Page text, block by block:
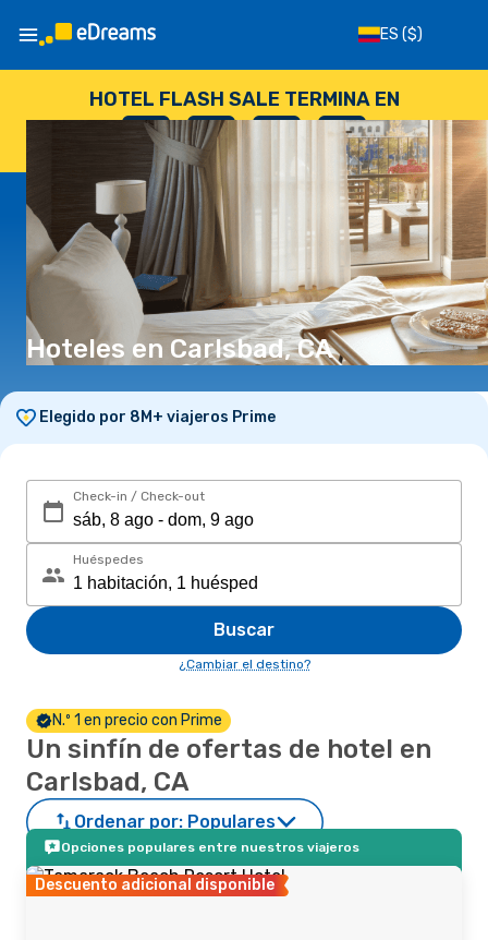
ES ($)
HOTEL FLASH SALE TERMINA EN
--
DÍAS
: --
HORAS
: --
SEGUNDOS
Hoteles en Carlsbad, CA
Elegido por 8M+ viajeros Prime
Check-in / Check-out
Huéspedes
Buscar
¿Cambiar el destino?
N.º 1 en precio con Prime
Un sinfín de ofertas de hotel en
Carlsbad, CA
Ordenar por: Populares
Opciones populares entre nuestros viajeros
Descuento adicional disponible